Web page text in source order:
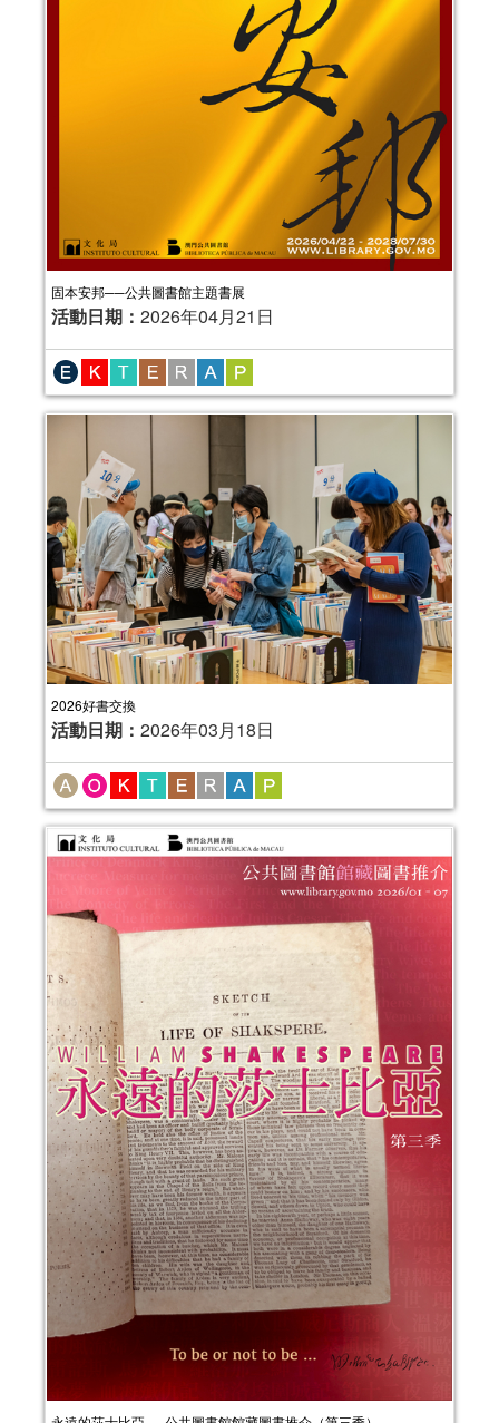
固本安邦──公共圖書館主題書展
活動日期： 2026年04月21日
2026好書交換
活動日期： 2026年03月18日